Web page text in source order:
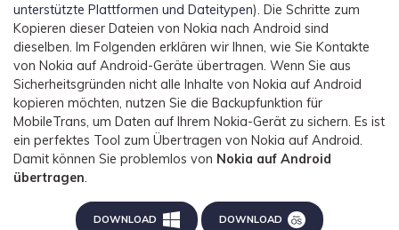
unterstützte Plattformen und Dateitypen). Die Schritte zum
Kopieren dieser Dateien von Nokia nach Android sind
dieselben. Im Folgenden erklären wir Ihnen, wie Sie Kontakte
von Nokia auf Android-Geräte übertragen. Wenn Sie aus
Sicherheitsgründen nicht alle Inhalte von Nokia auf Android
kopieren möchten, nutzen Sie die Backupfunktion für
MobileTrans, um Daten auf Ihrem Nokia-Gerät zu sichern. Es ist
ein perfektes Tool zum Übertragen von Nokia auf Android.
Damit können Sie problemlos von Nokia auf Android
übertragen.
DOWNLOAD DOWNLOAD